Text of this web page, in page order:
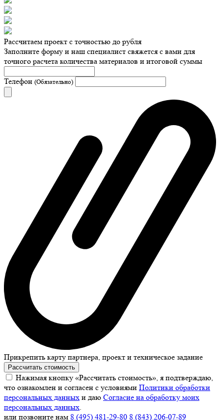
Рассчитаем проект с точностью до рубля
Заполните форму и наш специалист свяжется с вами для
точного расчета количества материалов и итоговой суммы
Телефон (Обязательно)
Прикрепить карту партнера, проект и техническое задание
Рассчитать стоимость
Нажимая кнопку «Рассчитать стоимость», я подтверждаю,
что ознакомлен и согласен с условиями Политики обработки
персональных данных и даю Согласие на обработку моих
персональных данных.
или позвоните нам 8 (495) 481-29-80 8 (843) 206-07-89